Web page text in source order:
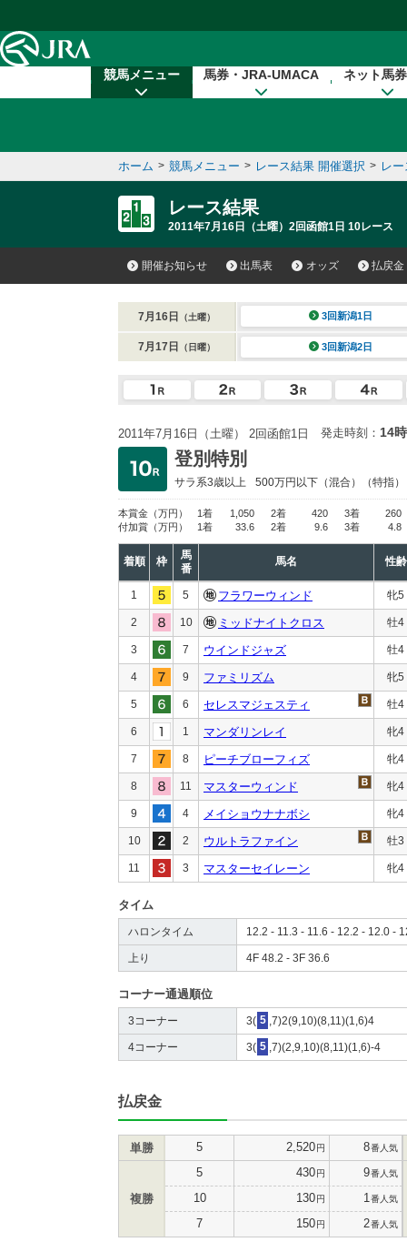
競馬メニュー 馬券・JRA-UMACA ネット馬
ホーム > 競馬メニュー > レース結果 開催選択 > レ
レース結果
2011年7月16日（土曜）2回函館1日 10レース
開催お知らせ 出馬表 オッズ 払戻金
7月16日 （土曜） 3回新潟1日
7月17日 （日曜） 3回新潟2日
2011年7月16日（土曜） 2回函館1日 発走時刻： 14
登別特別
サラ系3歳以上 500万円以下 （混合）（特指）
本賞金 （万円） 1着 1,050 2着 420 3着
260
付加賞 （万円） 1着 33.6 2着 9.6 3着 4.8
着順 枠
馬
番
馬名 性齢
1 5 フラワーウィンド 牝5
2 10 ミッドナイトクロス 牡4
3 7 ウインドジャズ 牡4
4 9 ファミリズム 牝5
5 6 セレスマジェスティ 牡4
6 1 マンダリンレイ 牝4
7 8 ピーチブローフィズ 牝4
8 11 マスターウィンド 牝4
9 4 メイショウナナボシ 牝4
10 2 ウルトラファイン 牡3
11 3 マスターセイレーン 牝4
タイム
ハロンタイム 12.2 - 11.3 - 11.6 - 12.2 - 12.0 -
上り 4F 48.2 - 3F 36.6
コーナー通過順位
3コーナー 3( 5 ,7)2(9,10)(8,11)(1,6)4
4コーナー 3( 5 ,7)(2,9,10)(8,11)(1,6)-4
払戻金
単勝 5 2,520円 8番人気
複勝
5 430円 9番人気
10 130円 1 番人気
7 150円 2番人気